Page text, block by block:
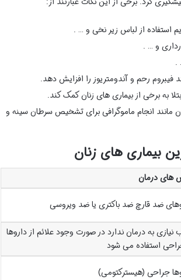
استفاده از لباس زیر نخی و … .
و … .
.
فیبروم رحم و آندومتریوز را افزایش دهد.
به برخی از بیماری های زنان کمک کند.
مانند انجام ماموگرافی برای تشخیص سرطان سینه و
بیماری های زنان
های درمان
ضد قارچ ضد باکتری یا ضد ویروسی
نیازی به درمان ندارد در صورت وجود علائم از داروها
استفاده می شود
جراحی (هیسترکتومی)